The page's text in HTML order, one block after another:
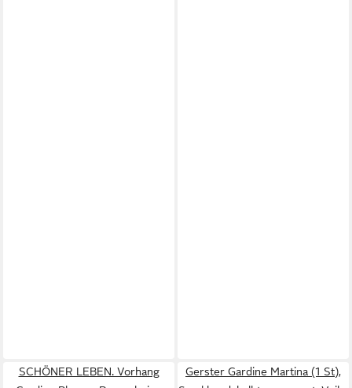
SCHÖNER LEBEN. Vorhang
Gerster Gardine Martina (1 St),